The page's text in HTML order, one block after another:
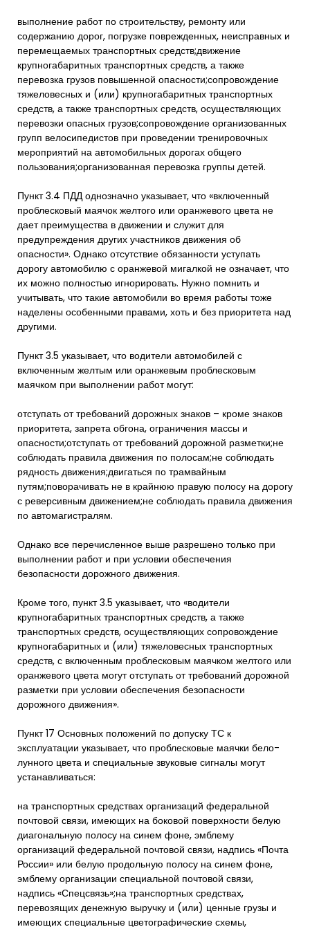
выполнение работ по строительству, ремонту или
содержанию дорог, погрузке поврежденных, неисправных и
перемещаемых транспортных средств;движение
крупногабаритных транспортных средств, а также
перевозка грузов повышенной опасности;сопровождение
тяжеловесных и (или) крупногабаритных транспортных
средств, а также транспортных средств, осуществляющих
перевозки опасных грузов;сопровождение организованных
групп велосипедистов при проведении тренировочных
мероприятий на автомобильных дорогах общего
пользования;организованная перевозка группы детей.
Пункт 3.4 ПДД однозначно указывает, что «включенный
проблесковый маячок желтого или оранжевого цвета не
дает преимущества в движении и служит для
предупреждения других участников движения об
опасности». Однако отсутствие обязанности уступать
дорогу автомобилю с оранжевой мигалкой не означает, что
их можно полностью игнорировать. Нужно помнить и
учитывать, что такие автомобили во время работы тоже
наделены особенными правами, хоть и без приоритета над
другими.
Пункт 3.5 указывает, что водители автомобилей с
включенным желтым или оранжевым проблесковым
маячком при выполнении работ могут:
отступать от требований дорожных знаков – кроме знаков
приоритета, запрета обгона, ограничения массы и
опасности;отступать от требований дорожной разметки;не
соблюдать правила движения по полосам;не соблюдать
рядность движения;двигаться по трамвайным
путям;поворачивать не в крайнюю правую полосу на дорогу
с реверсивным движением;не соблюдать правила движения
по автомагистралям.
Однако все перечисленное выше разрешено только при
выполнении работ и при условии обеспечения
безопасности дорожного движения.
Кроме того, пункт 3.5 указывает, что «водители
крупногабаритных транспортных средств, а также
транспортных средств, осуществляющих сопровождение
крупногабаритных и (или) тяжеловесных транспортных
средств, с включенным проблесковым маячком желтого или
оранжевого цвета могут отступать от требований дорожной
разметки при условии обеспечения безопасности
дорожного движения».
Пункт 17 Основных положений по допуску ТС к
эксплуатации указывает, что проблесковые маячки бело-
лунного цвета и специальные звуковые сигналы могут
устанавливаться:
на транспортных средствах организаций федеральной
почтовой связи, имеющих на боковой поверхности белую
диагональную полосу на синем фоне, эмблему
организаций федеральной почтовой связи, надпись «Почта
России» или белую продольную полосу на синем фоне,
эмблему организации специальной почтовой связи,
надпись «Спецсвязь»;на транспортных средствах,
перевозящих денежную выручку и (или) ценные грузы и
имеющих специальные цветографические схемы,